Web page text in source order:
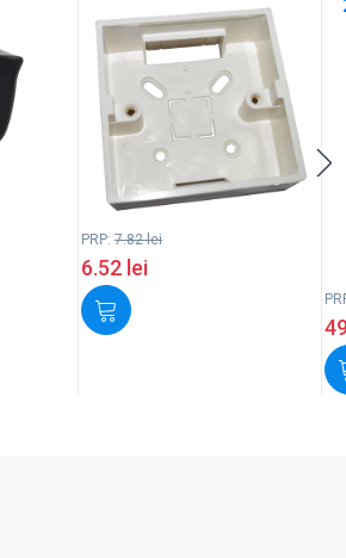
PRP: 7.82lei
6.52 lei